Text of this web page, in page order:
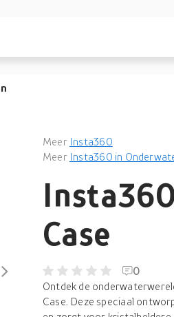
Meer Insta360
Meer Insta360 in
Case
0
Ontdek de
Case. Deze speciaal